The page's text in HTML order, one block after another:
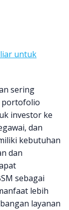
untuk
sering
portofolio
investor ke
dan
kebutuhan
dan
sebagai
lebih
layanan